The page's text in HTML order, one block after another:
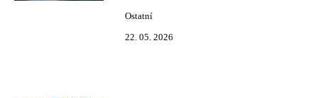
Ostatní
22. 05. 2026